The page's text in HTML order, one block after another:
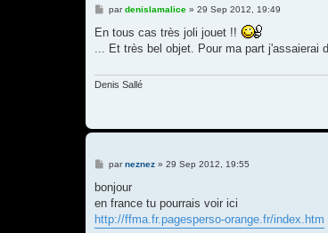
M
s
a
pardenislamalice» 29 Sep 2012, 19:49
En tous cas très joli jouet !!
... Et très bel objet. Pour ma part
Denis Sallé
M
s
a
g
e
parneznez» 29 Sep 2012, 19:55
bonjour
en france tu pourrais voir ici
http://ffma.fr.pagesperso-orange.fr/index.htm